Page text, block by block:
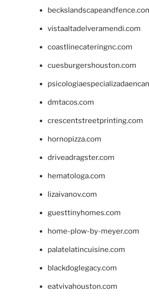
vistaaltadelveramendi.com
coastlinecateringnc.com
cuesburgershouston.com
dmtacos.com
crescentstreetprinting.com
hornopizza.com
driveadragster.com
hematologa.com
lizaivanov.com
guesttinyhomes.com
home-plow-by-meyer.com
palatelatincuisine.com
blackdoglegacy.com
eatvivahouston.com